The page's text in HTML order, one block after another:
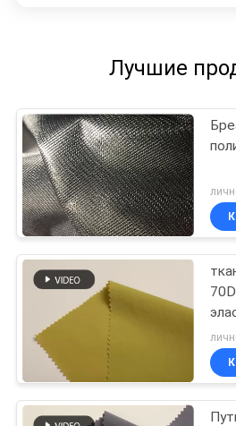
Лучшие